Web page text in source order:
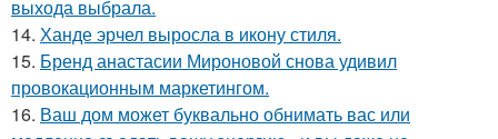
выхода выбрала.
14. Ханде эрчел выросла в икону стиля.
15. Бренд анастасии Мироновой снова удивил
провокационным маркетингом.
16. Ваш дом может буквально обнимать вас или